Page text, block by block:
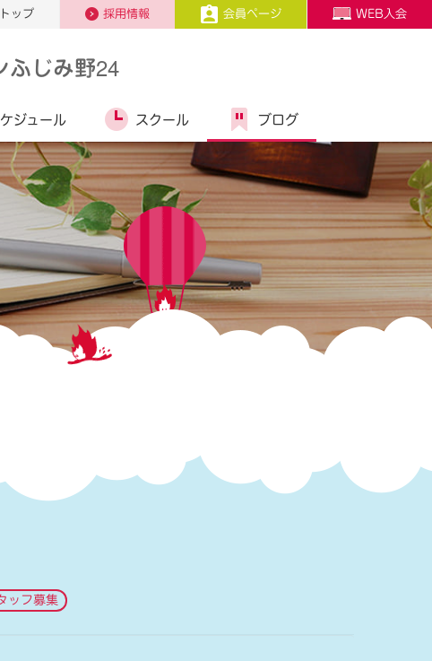
ップ 採用情報 会員ページ WEB入会
ふじみ野24
ジュール スクール ブログ
ッフ募集